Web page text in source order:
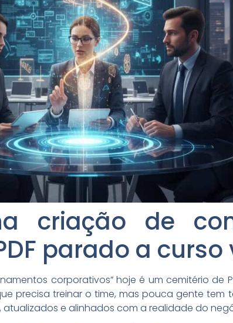
criação de
parado a curso
corporativos” hoje é um cemitério de
precisa treinar o time, mas pouca gente tem
e alinhados com a realidade do